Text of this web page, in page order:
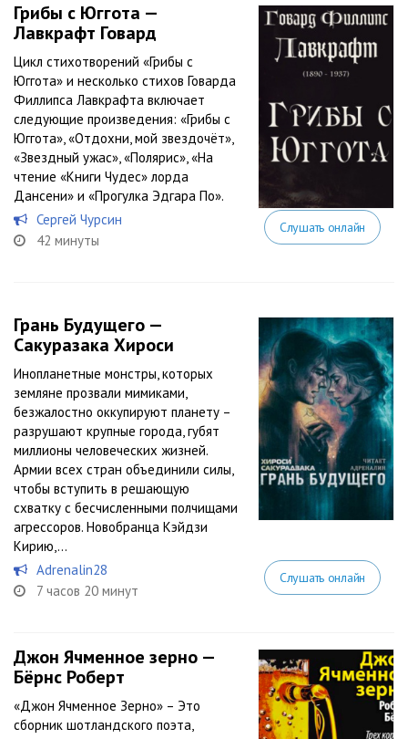
Грибы с Юггота —
Лавкрафт Говард
Цикл стихотворений «Грибы с
Юггота» и несколько стихов Говарда
Филлипса Лавкрафта включает
следующие произведения: «Грибы с
Юггота», «Отдохни, мой звездочёт»,
«Звездный ужас», «Полярис», «На
чтение «Книги Чудес» лорда
Дансени» и «Прогулка Эдгара По».
Сергей Чурсин
42 минуты
Слушать онлайн
Грань Будущего —
Сакуразака Хироси
Инопланетные монстры, которых
земляне прозвали мимиками,
безжалостно оккупируют планету –
разрушают крупные города, губят
миллионы человеческих жизней.
Армии всех стран объединили силы,
чтобы вступить в решающую
схватку с бесчисленными полчищами
агрессоров. Новобранца Кэйдзи
Кирию,...
Adrenalin28
7 часов 20 минут
Слушать онлайн
Джон Ячменное зерно —
Бёрнс Роберт
«Джон Ячменное Зерно» – Это
сборник шотландского поэта,